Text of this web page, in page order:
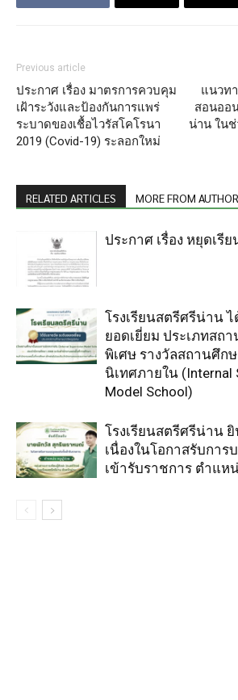
Previous article
ประกาศ เรื่อง มาตรการควบคุม
เฝ้าระวังและป้องกันการแพร่
ระบาดของเชื้อไวรัสโคโรนา
2019 (Covid-19) ระลอกใหม่
แนวท
สอนออ
น่าน ในช่
RELATED ARTICLES MORE FROM AUTHOR
ประกาศ เรื่อง หยุดเรี
โรงเรียนสตรีศรีน่าน
ยอดเยี่ยม ประเภทส
พิเศษ รางวัลสถานศึก
นิเทศภายใน (Internal
Model School)
โรงเรียนสตรีศรีน่าน
เนื่องในโอกาสรับการ
เข้ารับราชการ ตำแห